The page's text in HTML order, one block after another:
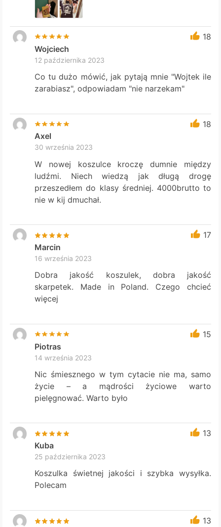
18
Wojciech
12 października 2023
Co tu dużo mówić, jak pytają mnie "Wojtek ile
zarabiasz", odpowiadam "nie narzekam"
18
Axel
30 września 2023
W nowej koszulce kroczę dumnie między
ludźmi. Niech wiedzą jak długą drogę
przeszedłem do klasy średniej. 4000brutto to
nie w kij dmuchał.
17
Marcin
16 września 2023
Dobra jakość koszulek, dobra jakość
skarpetek. Made in Poland. Czego chcieć
więcej
15
Piotras
14 września 2023
Nic śmiesznego w tym cytacie nie ma, samo
życie – a mądrości życiowe warto
pielęgnować. Warto było
13
Kuba
25 października 2023
Koszulka świetnej jakości i szybka wysyłka.
Polecam
13